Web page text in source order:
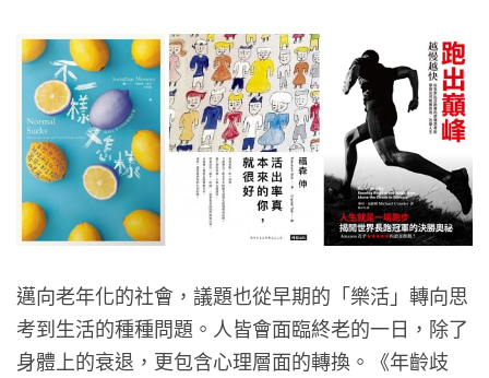
邁向老年化的社會，議題也從早期的「樂活」轉向思
考到生活的種種問題。人皆會面臨終老的一日，除了
身體上的衰退，更包含心理層面的轉換。《年齡歧